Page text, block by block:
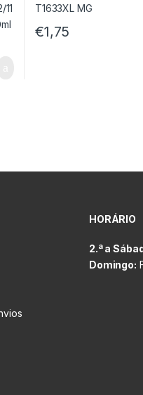
€1,75
HORÁRIO
2.ª a
Domingo: